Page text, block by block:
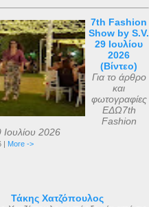
7th Fashion
Show by S.V.
29 Ιουλίου
2026
(Βίντεο)
Για το άρθρο
και
φωτογραφίες
ΕΔΩ7th
Fashion
2026
| More ->
Τάκης Χατζόπουλος